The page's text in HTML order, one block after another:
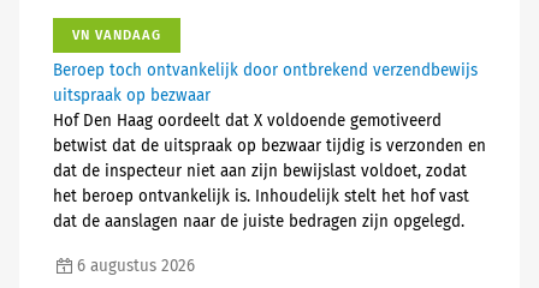
VN VANDAAG
Beroep toch ontvankelijk door ontbrekend verzendbewijs
uitspraak op bezwaar
Hof Den Haag oordeelt dat X voldoende gemotiveerd
betwist dat de uitspraak op bezwaar tijdig is verzonden en
dat de inspecteur niet aan zijn bewijslast voldoet, zodat
het beroep ontvankelijk is. Inhoudelijk stelt het hof vast
dat de aanslagen naar de juiste bedragen zijn opgelegd.
6 augustus 2026